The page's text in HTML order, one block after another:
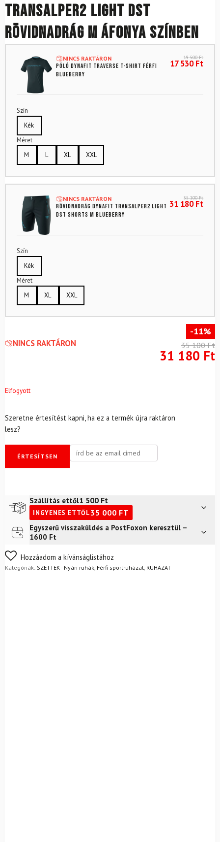
Transalper2 Light DST
rövidnadrág M áfonya színben
NINCS RAKTÁRON
Póló DYNAFIT Traverse T-shirt Férfi
Blueberry
19 500Ft
17 530Ft
Szín
Kék
Méret
M
L XL XXL
NINCS RAKTÁRON
Rövidnadrág DYNAFIT Transalper2 Light
DST Shorts M Blueberry
35 100Ft
31 180Ft
Szín
Kék
Méret
M
XL XXL
NINCS RAKTÁRON
-11%
35 100Ft
31 180 Ft
Elfogyott
Szeretne értesítést kapni, ha ez a termék újra raktáron
lesz?
ÉRTESÍTSEN
Szállítás ettől1 500 Ft
INGYENES ETTŐL35 000 FT
Futár a címre2 400
FoxPost
Egyszerű visszaküldés a PostFoxon keresztül –
1600 Ft
Nem biztos a választásában? Semmi gond – a terméket
egyszerűen visszaküldheti 14 napon belül, indoklás nélkül.
Hozzáadom a kívánságlistához
Kategóriák: SZETTEK - Nyári ruhák, Férfi sportruházat, RUHÁZAT